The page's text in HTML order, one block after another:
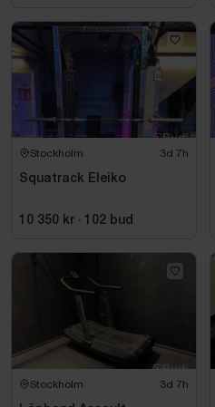
Stockholm 3d 7h
Squatrack Eleiko
10 350 kr · 102 bud
Stockholm 3d 7h